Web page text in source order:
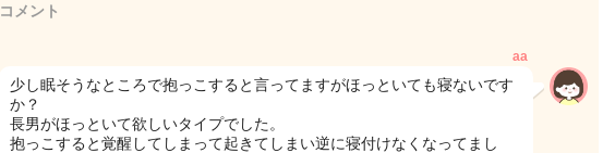
コメント
aa
少し眠そうなところで抱っこすると言ってますがほっといても寝ないです
か？
長男がほっといて欲しいタイプでした。
抱っこすると覚醒してしまって起きてしまい逆に寝付けなくなってまし